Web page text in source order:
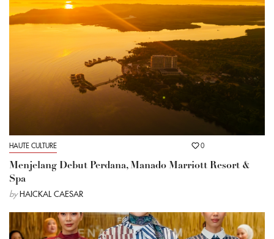
HAUTE CULTURE 0
Menjelang Debut Perdana, Manado Marriott Resort &
Spa
by HAICKAL CAESAR